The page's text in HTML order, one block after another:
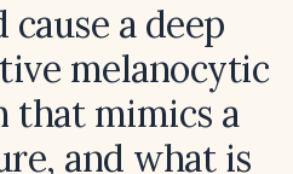
a deep
melanocytic
that mimics a
and what is